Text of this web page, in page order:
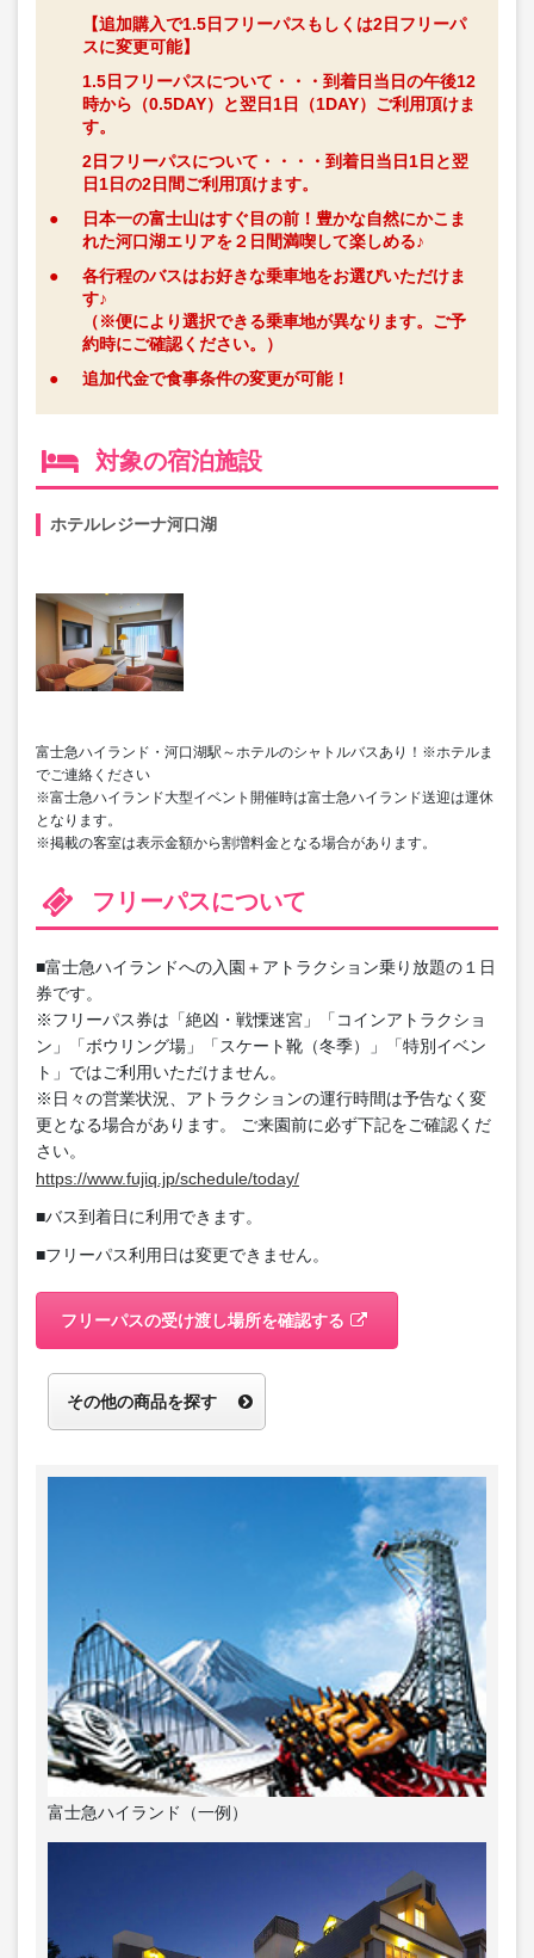
【追加購入で1.5日フリーパスもしくは2日フリーパ
スに変更可能】
1.5日フリーパスについて・・・到着日当日の午後12
時から（0.5DAY）と翌日1日（1DAY）ご利用頂けま
す。
2日フリーパスについて・・・・到着日当日1日と翌
日1日の2日間ご利用頂けます。
●
日本一の富士山はすぐ目の前！豊かな自然にかこま
れた河口湖エリアを２日間満喫して楽しめる♪
●
各行程のバスはお好きな乗車地をお選びいただけま
す♪
（※便により選択できる乗車地が異なります。ご予
約時にご確認ください。）
●
追加代金で食事条件の変更が可能！
対象の宿泊施設
ホテルレジーナ河口湖
富士急ハイランド・河口湖駅～ホテルのシャトルバスあり！※ホテルま
でご連絡ください
※富士急ハイランド大型イベント開催時は富士急ハイランド送迎は運休
となります。
※掲載の客室は表示金額から割増料金となる場合があります。
フリーパスについて
■富士急ハイランドへの入園＋アトラクション乗り放題の１日
券です。
※フリーパス券は「絶凶・戦慄迷宮」「コインアトラクショ
ン」「ボウリング場」「スケート靴（冬季）」「特別イベン
ト」ではご利用いただけません。
※日々の営業状況、アトラクションの運行時間は予告なく変
更となる場合があります。 ご来園前に必ず下記をご確認くだ
さい。
https://www.fujiq.jp/schedule/today/
■バス到着日に利用できます。
■フリーパス利用日は変更できません。
フリーパスの受け渡し場所を確認する
その他の商品を探す
富士急ハイランド（一例）